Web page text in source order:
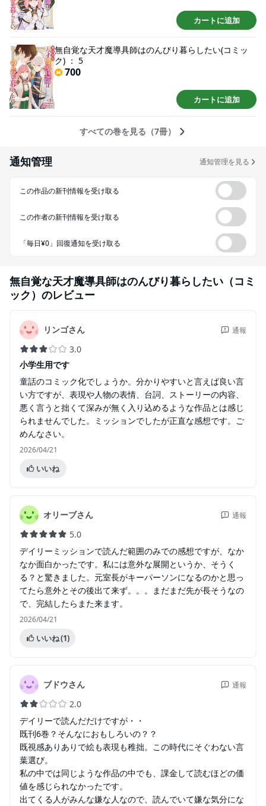
カートに追加
無自覚な天才魔導具師はのんびり暮らしたい(コミッ
ク) ： 5
700
カートに追加
すべての巻を見る（7冊）
通知管理 通知管理を見る
この作品の新刊情報を受け取る
この作者の新刊情報を受け取る
「毎日¥0」回復通知を受け取る
無自覚な天才魔導具師はのんびり暮らしたい（コミ
ック） のレビュー
リンゴさん 通報
3.0
小学生用です
童話のコミック化でしょうか。分かりやすいと言えば良い言
い方ですが、表現や人物の表情、台詞、ストーリーの内容、
悪く言うと拙くて深みが無く入り込めるような作品とは感じ
られませんでした。ミッションでしたが正直な感想です。ご
めんなさい。
2026/04/21
いいね
オリーブさん 通報
5.0
デイリーミッションで読んだ範囲のみでの感想ですが、なか
なか面白かったです。私には意外な展開というか、そうく
る？と驚きました。元室長がキーパーソンになるのかと思っ
てたら意外とその後出て来ず。。。まだまだ先が長そうなの
で、完結したらまた来ます。
2026/04/21
いいね(1)
ブドウさん 通報
2.0
デイリーで読んだだけですが・・
既刊6巻？そんなにおもしろいの？？
既視感ありありで絵も表現も稚拙。この時代にそぐわない言
葉選び。
私の中では同じような作品の中でも、課金して読むほどの価
値を感じられなかったです。
出てくる人がみんな嫌な人なので、読んでいて嫌な気分にな